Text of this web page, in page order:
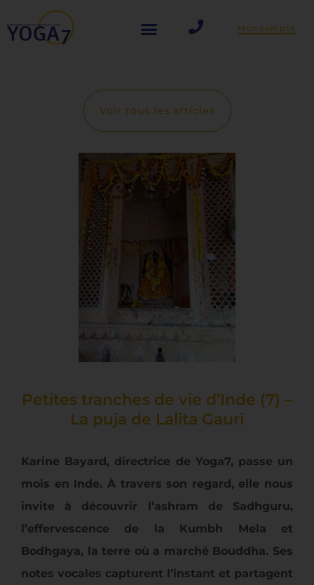
au
Mon compte
Voir tous les articles
Petites tranches de vie d’Inde (7) –
La puja de Lalita Gauri
Karine Bayard, directrice de Yoga7, passe un
mois en Inde. À travers son regard, elle nous
invite à découvrir l’ashram de Sadhguru,
l’effervescence de la Kumbh Mela et
Bodhgaya, la terre où a marché Bouddha. Ses
notes vocales capturent l’instant et partagent